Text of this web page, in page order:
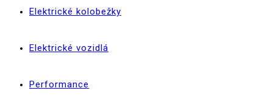
Elektrické kolobežky
Elektrické vozidlá
Performance